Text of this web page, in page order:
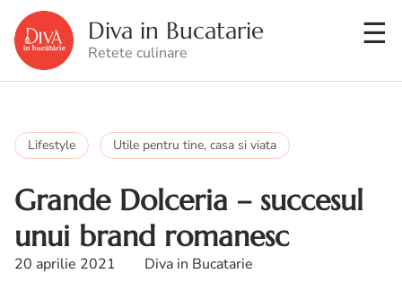
Diva in Bucatarie
Retete culinare
Lifestyle Utile pentru tine, casa si viata
Grande Dolceria – succesul
unui brand romanesc
20 aprilie 2021 Diva in Bucatarie